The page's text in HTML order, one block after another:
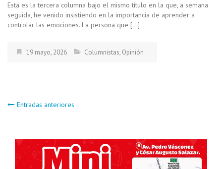
Esta es la tercera columna bajo el mismo título en la que, a semana
seguida, he venido insistiendo en la importancia de aprender a
controlar las emociones. La persona que […]
19 mayo, 2026 Columnistas, Opinión
Navegación
de
entradas
Entradas anteriores